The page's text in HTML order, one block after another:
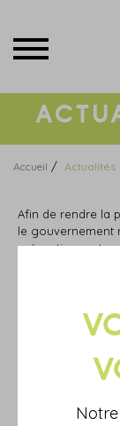
Accueil / Actualités
Afin de rendre la
le gouvernement
prévention au
infirmiers de
FOCUS
SANTÉ
A partir du 31
pourront être
(non encore